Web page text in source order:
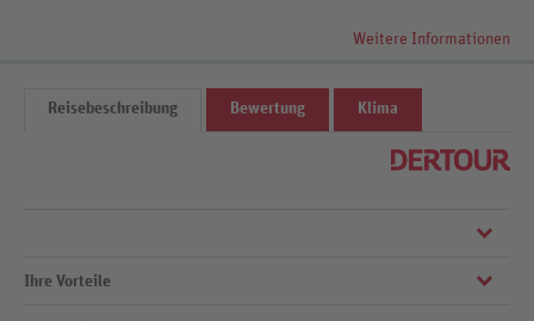
Weitere Informationen
Reisebeschreibung Bewertung Klima
Relaxtes Leben im Herzen von Minoris hübscher Altstadt: Das
Ihre Vorteile